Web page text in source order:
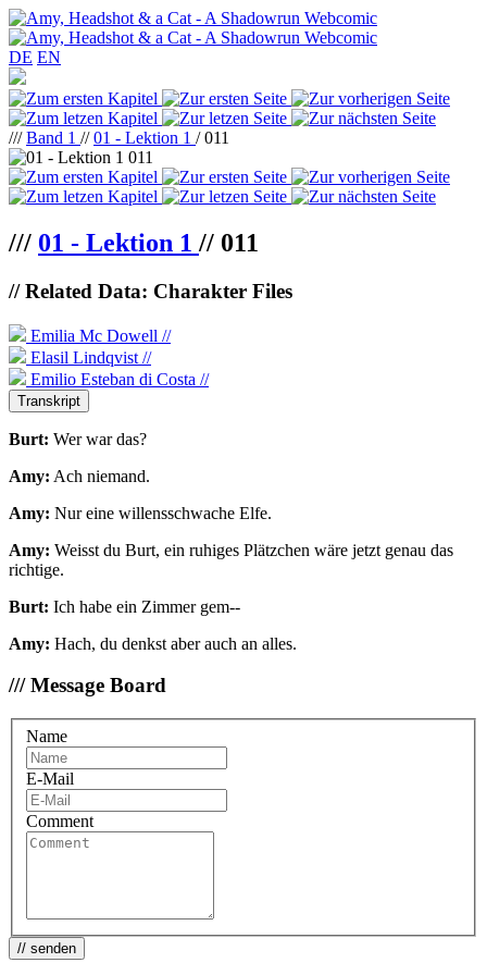
DE EN
///Band 1 //01 - Lektion 1 / 011
/// 01 - Lektion 1 // 011
// Related Data: Charakter Files
Emilia Mc Dowell //
Elasil Lindqvist //
Emilio Esteban di Costa //
Transkript
Burt: Wer war das?
Amy: Ach niemand.
Amy: Nur eine willensschwache Elfe.
Amy: Weisst du Burt, ein ruhiges Plätzchen wäre jetzt genau das
richtige.
Burt: Ich habe ein Zimmer gem--
Amy: Hach, du denkst aber auch an alles.
/// Message Board
Name
E-Mail
Comment
// senden